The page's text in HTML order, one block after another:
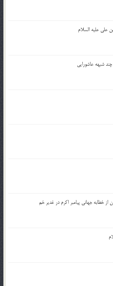
علی علیه السلام
شبهه عاشورایی
از خطابه جهانی پیامبر اکرم در غدیر خم